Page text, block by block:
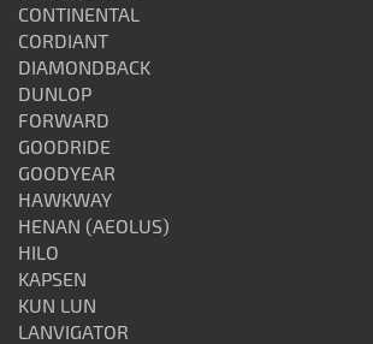
CONTINENTAL
CORDIANT
DIAMONDBACK
DUNLOP
FORWARD
GOODRIDE
GOODYEAR
HAWKWAY
HENAN (AEOLUS)
HILO
KAPSEN
KUN LUN
LANVIGATOR